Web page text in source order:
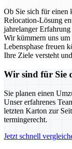
Ob Sie sich für einen
Relocation-Lösung
jahrelanger
Wir kümmern uns
Lebensphase freuen
Ihre Ziele versteht
Wir sind für Sie
Sie planen einen
Unser erfahrenes
letzten Karton zur
termingerecht.
Jetzt schnell